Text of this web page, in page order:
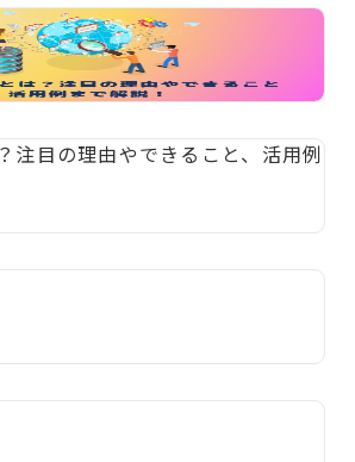
注目の理由やできること、活用例